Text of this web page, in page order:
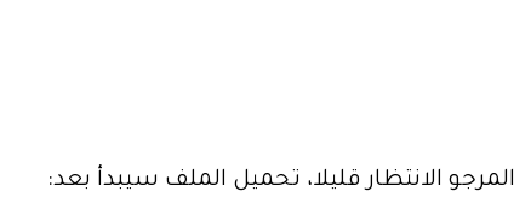
المرجو الانتظار قليلا، تحميل الملف سيبدأ بعد: